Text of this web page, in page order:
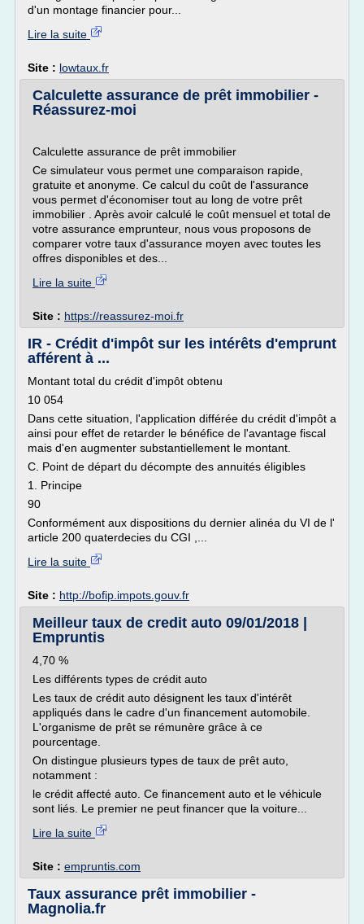
d'un montage financier pour...
Lire la suite
Site : lowtaux.fr
Calculette assurance de prêt immobilier -
Réassurez-moi
Calculette assurance de prêt immobilier
Ce simulateur vous permet une comparaison rapide,
gratuite et anonyme. Ce calcul du coût de l'assurance
vous permet d'économiser tout au long de votre prêt
immobilier . Après avoir calculé le coût mensuel et total de
votre assurance emprunteur, nous vous proposons de
comparer votre taux d'assurance moyen avec toutes les
offres disponibles et des...
Lire la suite
Site : https://reassurez-moi.fr
IR - Crédit d'impôt sur les intérêts d'emprunt
afférent à ...
Montant total du crédit d'impôt obtenu
10 054
Dans cette situation, l'application différée du crédit d'impôt a
ainsi pour effet de retarder le bénéfice de l'avantage fiscal
mais d'en augmenter substantiellement le montant.
C. Point de départ du décompte des annuités éligibles
1. Principe
90
Conformément aux dispositions du dernier alinéa du VI de l'
article 200 quaterdecies du CGI ,...
Lire la suite
Site : http://bofip.impots.gouv.fr
Meilleur taux de credit auto 09/01/2018 |
Empruntis
4,70 %
Les différents types de crédit auto
Les taux de crédit auto désignent les taux d'intérêt
appliqués dans le cadre d'un financement automobile.
L'organisme de prêt se rémunère grâce à ce
pourcentage.
On distingue plusieurs types de taux de prêt auto,
notamment :
le crédit affecté auto. Ce financement auto et le véhicule
sont liés. Le premier ne peut financer que la voiture...
Lire la suite
Site : empruntis.com
Taux assurance prêt immobilier -
Magnolia.fr